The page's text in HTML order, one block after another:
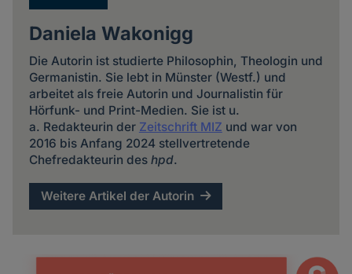
Daniela Wakonigg
Die Autorin ist studierte Philosophin, Theologin und
Germanistin. Sie lebt in Münster (Westf.) und
arbeitet als freie Autorin und Journalistin für
Hörfunk- und Print-Medien. Sie ist u.
a. Redakteurin der Zeitschrift MIZ und war von
2016 bis Anfang 2024 stellvertretende
Chefredakteurin des hpd.
Weitere Artikel der Autorin